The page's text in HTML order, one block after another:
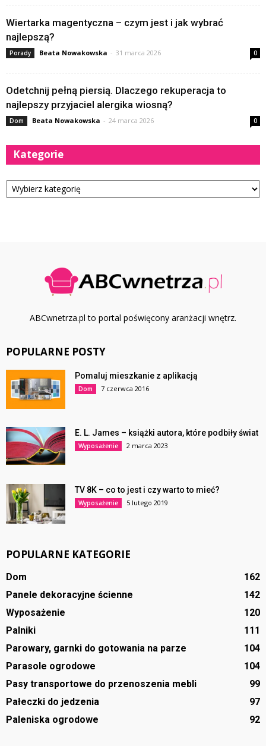
Wiertarka magentyczna – czym jest i jak wybrać
najlepszą?
Porady Beata Nowakowska - 31 marca 2026 0
Odetchnij pełną piersią. Dlaczego rekuperacja to
najlepszy przyjaciel alergika wiosną?
Dom Beata Nowakowska - 24 marca 2026 0
Kategorie
Kategorie
ABCwnetrza.pl to portal poświęcony aranżacji wnętrz.
POPULARNE POSTY
Pomaluj mieszkanie z aplikacją
Dom 7 czerwca 2016
E. L. James – książki autora, które podbiły świat
Wyposażenie 2 marca 2023
TV 8K – co to jest i czy warto to mieć?
Wyposażenie 5 lutego 2019
POPULARNE KATEGORIE
Dom
162
Panele dekoracyjne ścienne
142
Wyposażenie
120
Palniki
111
Parowary, garnki do gotowania na parze
104
Parasole ogrodowe
104
Pasy transportowe do przenoszenia mebli
99
Pałeczki do jedzenia
97
Paleniska ogrodowe
92